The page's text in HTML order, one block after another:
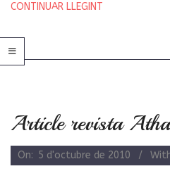
CONTINUAR LLEGINT
Article revista
2010-
On: 5 d'octubre de 2010